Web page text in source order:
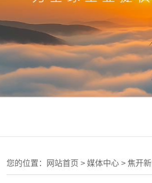
您的位置： 网站首页 > 媒体中心 > 焦开新